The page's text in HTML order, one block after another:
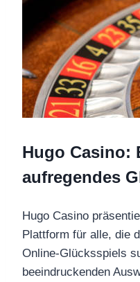
Hugo Casino:
aufregendes
Hugo Casino
Plattform für alle, die
Online-Glücksspiels
beeindruckenden